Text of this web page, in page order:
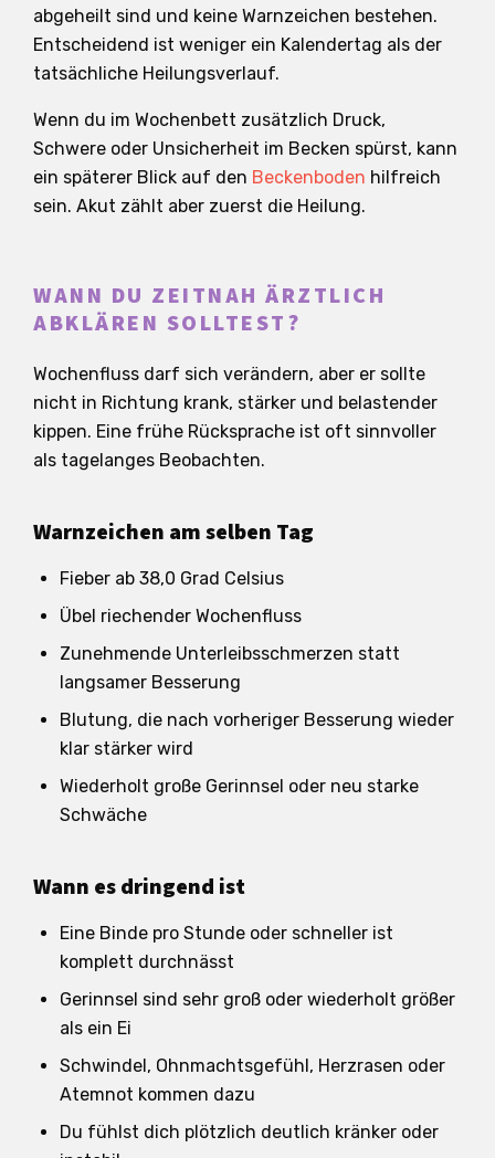
abgeheilt sind und keine Warnzeichen bestehen.
Entscheidend ist weniger ein Kalendertag als der
tatsächliche Heilungsverlauf.
Wenn du im Wochenbett zusätzlich Druck,
Schwere oder Unsicherheit im Becken spürst, kann
ein späterer Blick auf den Beckenboden hilfreich
sein. Akut zählt aber zuerst die Heilung.
WANN DU ZEITNAH ÄRZTLICH
ABKLÄREN SOLLTEST?
Wochenfluss darf sich verändern, aber er sollte
nicht in Richtung krank, stärker und belastender
kippen. Eine frühe Rücksprache ist oft sinnvoller
als tagelanges Beobachten.
Warnzeichen am selben Tag
Fieber ab 38,0 Grad Celsius
Übel riechender Wochenfluss
Zunehmende Unterleibsschmerzen statt
langsamer Besserung
Blutung, die nach vorheriger Besserung wieder
klar stärker wird
Wiederholt große Gerinnsel oder neu starke
Schwäche
Wann es dringend ist
Eine Binde pro Stunde oder schneller ist
komplett durchnässt
Gerinnsel sind sehr groß oder wiederholt größer
als ein Ei
Schwindel, Ohnmachtsgefühl, Herzrasen oder
Atemnot kommen dazu
Du fühlst dich plötzlich deutlich kränker oder